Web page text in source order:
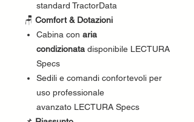
standard TractorData
🪑 Comfort & Dotazioni
Cabina con aria
condizionata disponibile LECTURA
Specs
Sedili e comandi confortevoli per
uso professionale
avanzato LECTURA Specs